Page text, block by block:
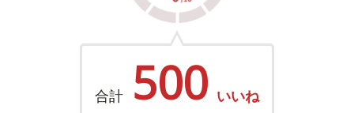
合計 500 いいね